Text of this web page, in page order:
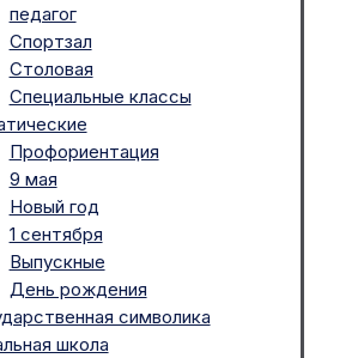
педагог
Спортзал
Столовая
Специальные классы
Профориентация
9 мая
Новый год
1 сентября
Выпускные
День рождения
символика
школа